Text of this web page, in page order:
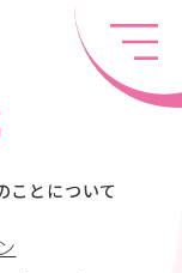
ことについて